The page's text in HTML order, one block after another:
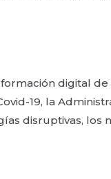
digital
19, la
disruptivas, los